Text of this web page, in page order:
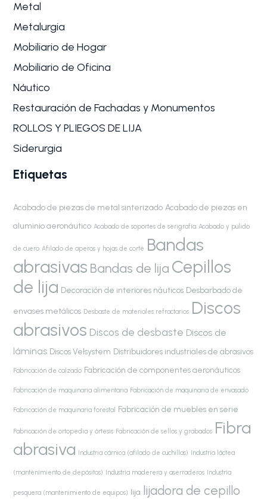
Metal
Metalurgia
Mobiliario de Hogar
Mobiliario de Oficina
Náutico
Restauración de Fachadas y Monumentos
ROLLOS Y PLIEGOS DE LIJA
Siderurgia
Etiquetas
Acabado de piezas de metal sinterizado Acabado de piezas en
aluminio aeronáutico Acabado de soportes de serigrafía Acabado y pulido
de cuero Afilado de aperos y hojas de corte Bandas
abrasivas Bandas de lija Cepillos
de lija Decoración de interiores náuticos Desbarbado de
envases metálicos Desbaste de materiales refractarios Discos
abrasivos Discos de desbaste Discos de
láminas Discos Velsystem Distribuidores industriales de abrasivos
Fabricación de calzado Fabricación de componentes aeronáuticos
Fabricación de maquinaria alimentaria Fabricación de maquinaria de envasado
Fabricación de maquinaria forestal Fabricación de muebles en serie
Fabricación de ortopedia y órtesis Fabricación de sellos y grabados Fibra
abrasiva
Industria cárnica (afilado de cuchillas) Industria láctea
(mantenimiento de depósitos) Industria maderera y aserraderos Industria
pesquera (mantenimiento de equipos) lija lijadora de cepillo